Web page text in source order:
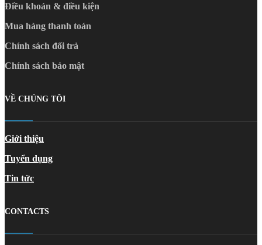
Điều khoản & điều kiện
Mua hàng thanh toán
Chính sách đổi trả
Chính sách bảo mật
VỀ CHÚNG TÔI
Giới thiệu
Tuyển dụng
Tin tức
CONTACTS